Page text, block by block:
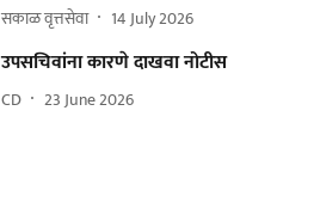
सकाळ वृत्तसेवा 14 July 2026
उपसचिवांना कारणे दाखवा नोटीस
CD 23 June 2026